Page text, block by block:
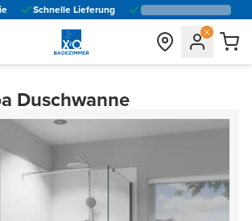
Schnelle Lieferung
Duschwanne